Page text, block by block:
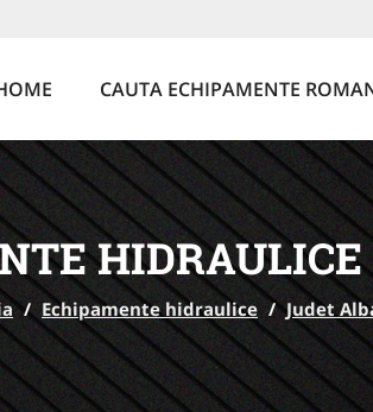
CAUTA ECHIPAMENTE
HIDRAULICE
/ Echipamente hidraulice / Judet